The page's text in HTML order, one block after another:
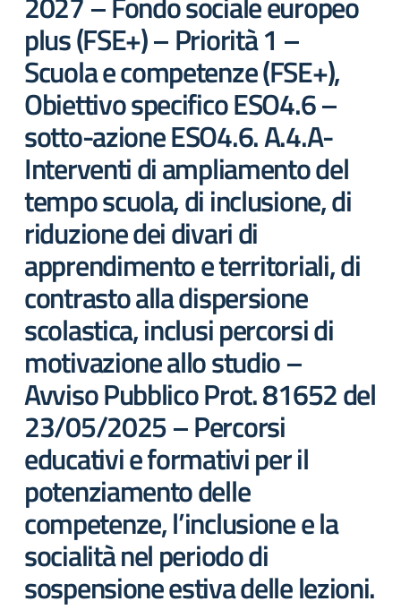
plus (FSE+) – Priorità 1 –
Scuola e competenze (FSE+),
Obiettivo specifico ESO4.6 –
sotto-azione ESO4.6. A.4.A-
Interventi di ampliamento del
tempo scuola, di inclusione, di
riduzione dei divari di
apprendimento e territoriali, di
contrasto alla dispersione
scolastica, inclusi percorsi di
motivazione allo studio –
Avviso Pubblico Prot. 81652 del
23/05/2025 – Percorsi
educativi e formativi per il
potenziamento delle
competenze, l’inclusione e la
socialità nel periodo di
sospensione estiva delle lezioni.